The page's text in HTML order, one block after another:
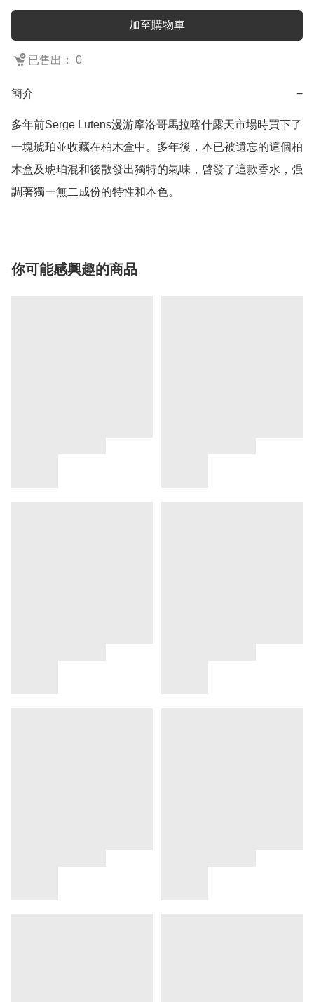
加至購物車
已售出： 0
簡介 −
多年前Serge Lutens漫游摩洛哥馬拉喀什露天市場時買下了
一塊琥珀並收藏在柏木盒中。多年後，本已被遺忘的這個柏
木盒及琥珀混和後散發出獨特的氣味，啓發了這款香水，强
調著獨一無二成份的特性和本色。
你可能感興趣的商品